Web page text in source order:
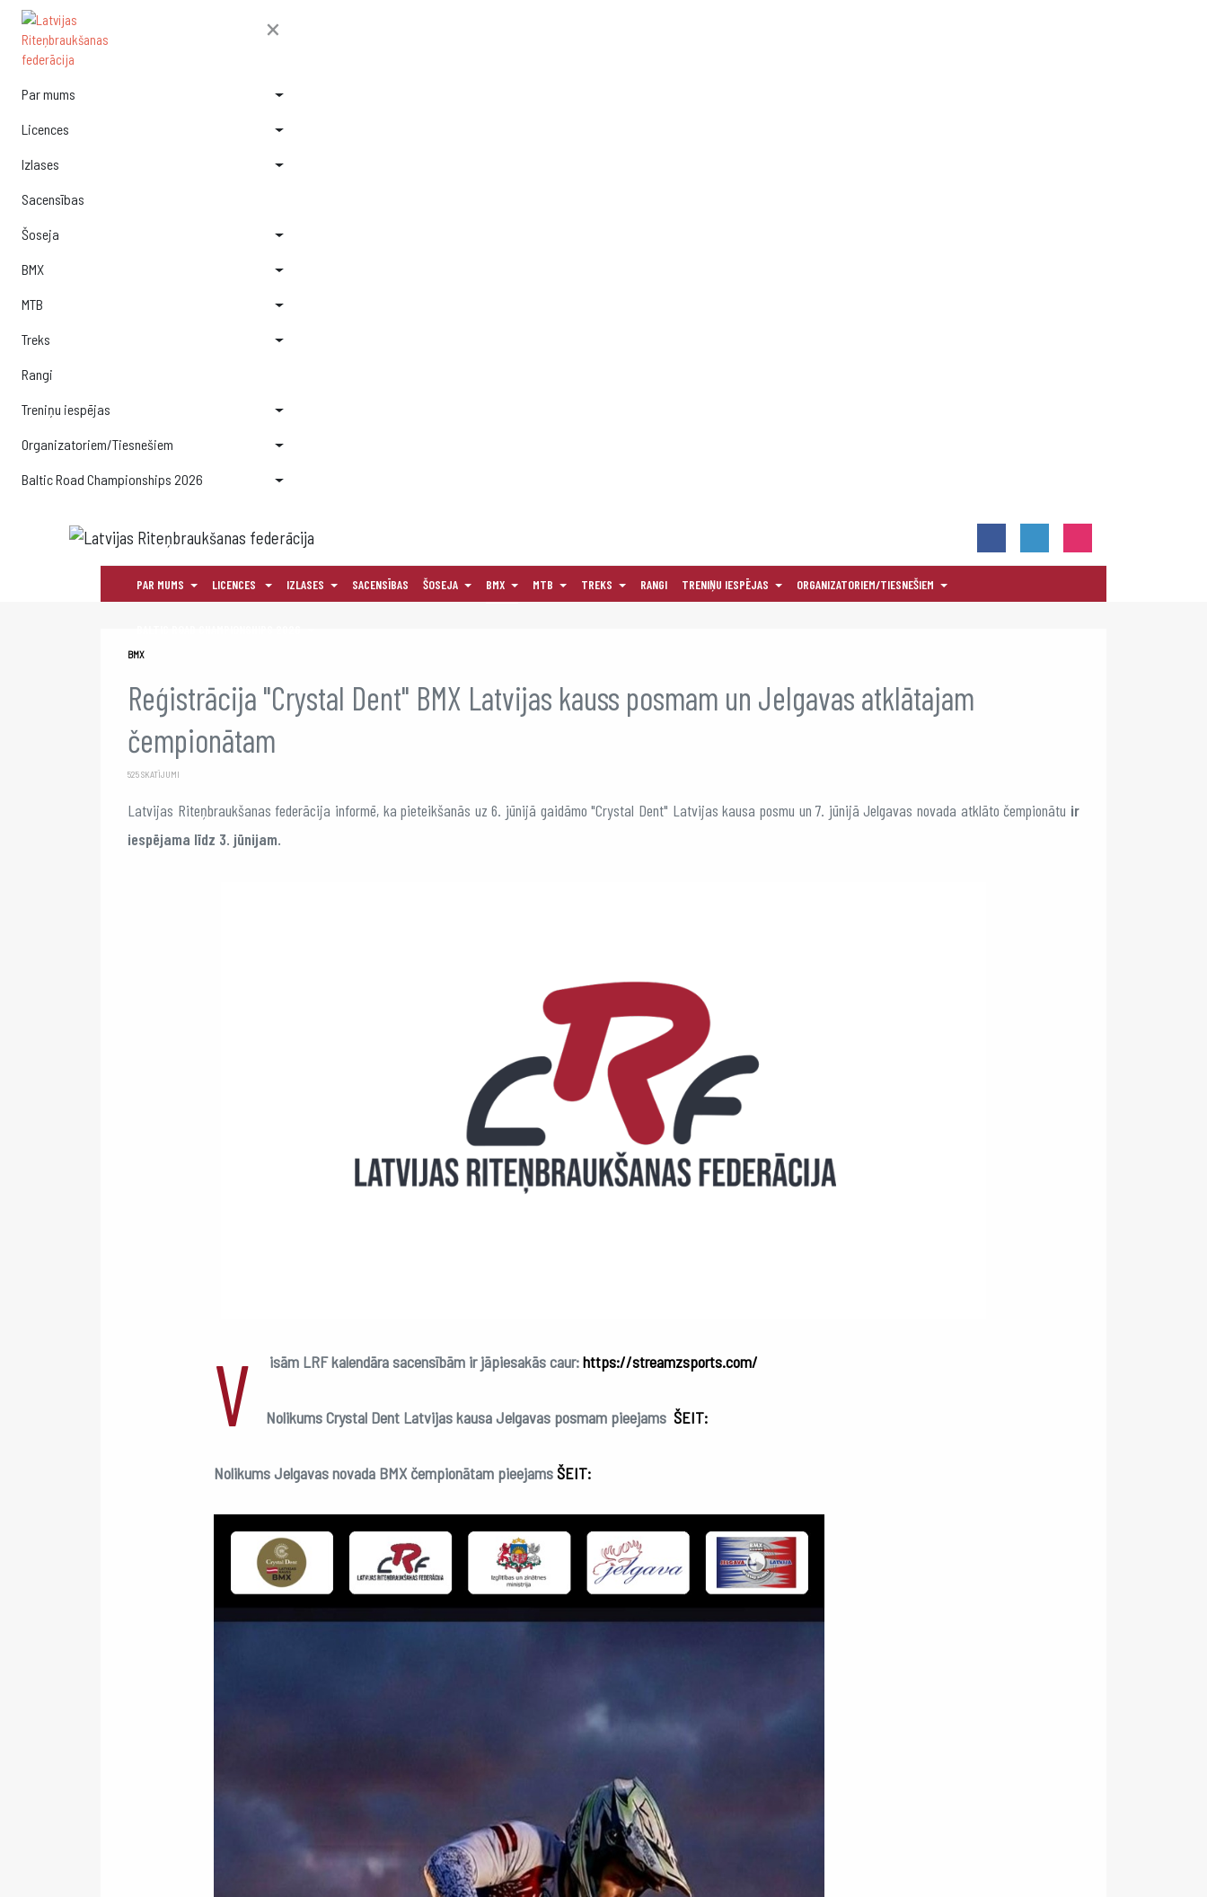
×
Par mums
Licences
Izlases
Sacensības
Šoseja
BMX
MTB
Treks
Rangi
Treniņu iespējas
Organizatoriem/Tiesnešiem
Baltic Road Championships 2026
PAR MUMS LICENCES IZLASES SACENSĪBAS ŠOSEJA BMX MTB TREKS RANGI TRENIŅU IESPĒJAS ORGANIZATORIEM/TIESNEŠIEM
BMX
Reģistrācija "Crystal Dent" BMX Latvijas kauss posmam un Jelgavas atklātajam
čempionātam
525 SKATĪJUMI
Latvijas Riteņbraukšanas federācija informē, ka pieteikšanās uz 6. jūnijā gaidāmo "Crystal Dent" Latvijas kausa posmu un 7. jūnijā Jelgavas novada atklāto čempionātu ir
iespējama līdz 3. jūnijam.
V isām LRF kalendāra sacensībām ir jāpiesakās caur:https://streamzsports.com/
Nolikums Crystal Dent Latvijas kausa Jelgavas posmam pieejams ŠEIT:
Nolikums Jelgavas novada BMX čempionātam pieejamsŠEIT: